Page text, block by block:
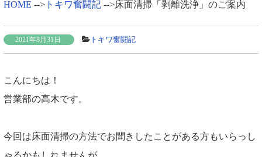
HOME --> トキワ奮闘記 -->床面清掃「剥離洗浄」のご案内
2021年8月31日 トキワ奮闘記
こんにちは！
営業部の高木です。
今回は床面清掃の方法でお聞きしたことがある方もいらっし
ゃるかもしれませんが、